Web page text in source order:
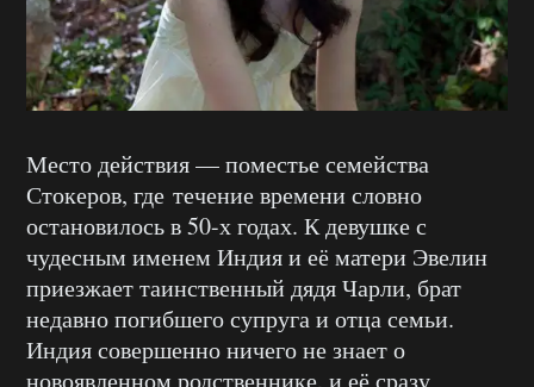
Место действия — поместье семейства
Стокеров, где течение времени словно
остановилось в 50-х годах. К девушке с
чудесным именем Индия и её матери Эвелин
приезжает таинственный дядя Чарли, брат
недавно погибшего супруга и отца семьи.
Индия совершенно ничего не знает о